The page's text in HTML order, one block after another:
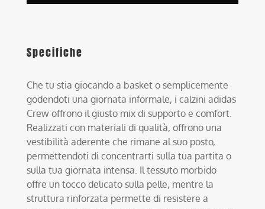
Specifiche
Che tu stia giocando a basket o semplicemente
godendoti una giornata informale, i calzini adidas
Crew offrono il giusto mix di supporto e comfort.
Realizzati con materiali di qualità, offrono una
vestibilità aderente che rimane al suo posto,
permettendoti di concentrarti sulla tua partita o
sulla tua giornata intensa. Il tessuto morbido
offre un tocco delicato sulla pelle, mentre la
struttura rinforzata permette di resistere a